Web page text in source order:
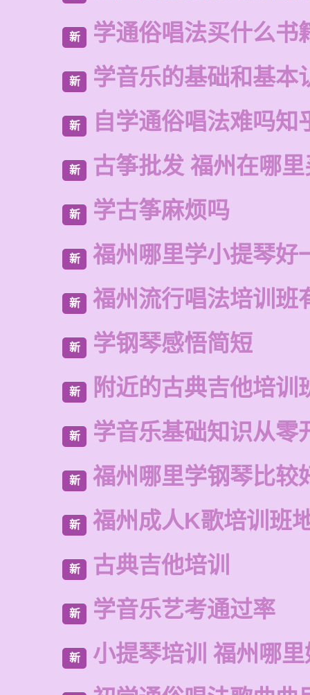
新 学通俗唱法买什么书
新 学音乐的基础和基本
新 自学通俗唱法难吗知
新 古筝批发 福州在哪
新 学古筝麻烦吗
新 福州哪里学小提琴好
新 福州流行唱法培训班
新 学钢琴感悟简短
新 附近的古典吉他培训
新 学音乐基础知识从零
新 福州哪里学钢琴比较
新 福州成人K歌培训班
新 古典吉他培训
新 学音乐艺考通过率
新 小提琴培训 福州哪